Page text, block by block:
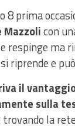
8 prima
Mazzolicon
respinge ma
riprende e
il
sulla
trovando la